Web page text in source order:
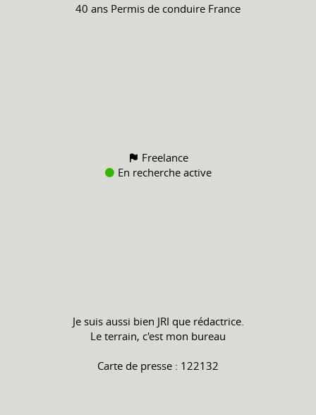
40 ans Permis de conduire France
Freelance
En recherche active
Je suis aussi bien JRI que rédactrice.
Le terrain, c'est mon bureau
Carte de presse : 122132